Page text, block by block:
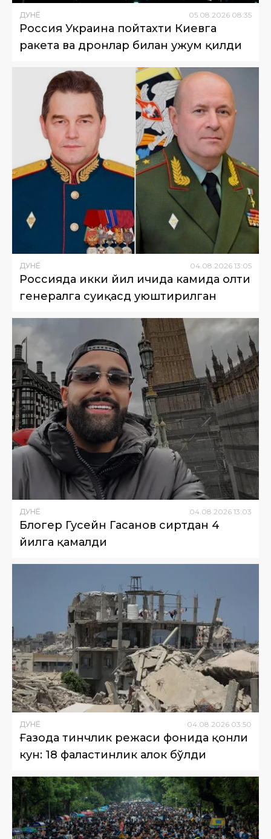
ДУНË 05.08.2026 08:35
Россия Украина пойтахти Киевга
ракета ва дронлар билан ҳужум қилди
ДУНË 04 08 2026 13:05
Россияда икки йил ичида камида олти
генералга суиқасд уюштирилган
ДУНË 04.08.2026 13:03
Блогер Гусейн Гасанов сиртдан 4
йилга қамалди
ДУНË 04.08.2026 03:50
Ғазода тинчлик режаси фонида қонли
кун: 18 фаластинлик ҳалок бўлди